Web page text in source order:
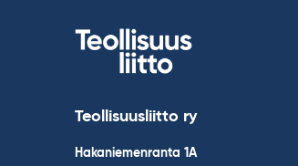
Teollisuusliitto ry
Hakaniemenranta 1A